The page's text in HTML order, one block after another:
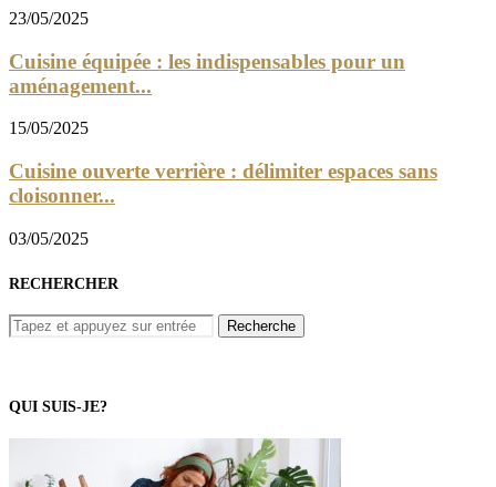
23/05/2025
Cuisine équipée : les indispensables pour un
aménagement...
15/05/2025
Cuisine ouverte verrière : délimiter espaces sans
cloisonner...
03/05/2025
RECHERCHER
QUI SUIS-JE?